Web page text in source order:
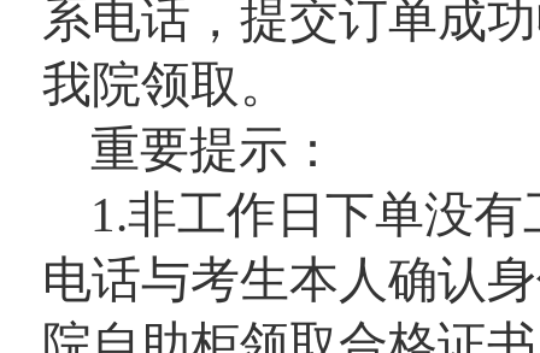
系电话，提交订单成
我院领取。
重要提示：
1.非工作日下单没
电话与考生本人确认